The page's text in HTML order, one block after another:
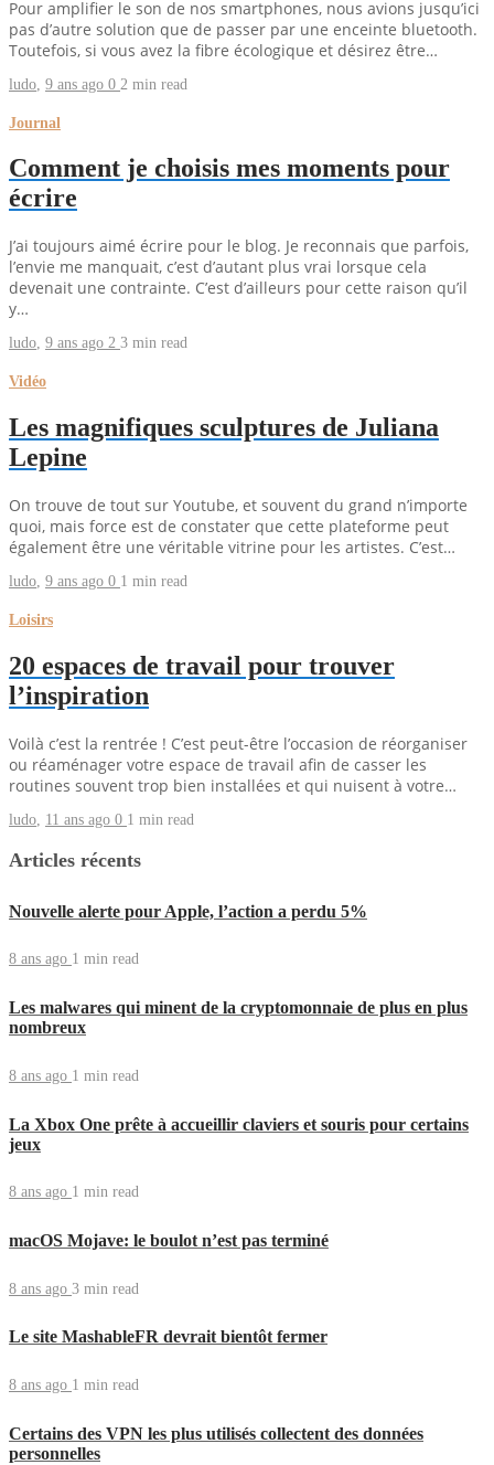
Pour amplifier le son de nos smartphones, nous avions jusqu’ici
pas d’autre solution que de passer par une enceinte bluetooth.
Toutefois, si vous avez la fibre écologique et désirez être…
ludo 9 ans ago 0 2 min read
Journal
Comment je choisis mes moments pour
écrire
J’ai toujours aimé écrire pour le blog. Je reconnais que parfois,
l’envie me manquait, c’est d’autant plus vrai lorsque cela
devenait une contrainte. C’est d’ailleurs pour cette raison qu’il
y…
ludo, 9 ans ago 2 3 min read
Vidéo
Les magnifiques sculptures de Juliana
Lepine
On trouve de tout sur Youtube, et souvent du grand n’importe
quoi, mais force est de constater que cette plateforme peut
également être une véritable vitrine pour les artistes. C’est…
ludo, 9 ans ago 0 1 min read
Loisirs
20 espaces de travail pour trouver
l’inspiration
Voilà c’est la rentrée ! C’est peut-être l’occasion de réorganiser
ou réaménager votre espace de travail afin de casser les
routines souvent trop bien installées et qui nuisent à votre…
ludo 11 ans ago 0 1 min read
Articles récents
Nouvelle alerte pour Apple, l’action a perdu 5%
8 ans ago 1 min read
Les malwares qui minent de la cryptomonnaie de plus en plus
nombreux
8 ans ago 1 min read
La Xbox One prête à accueillir claviers et souris pour certains
jeux
8 ans ago 1 min read
macOS Mojave: le boulot n’est pas terminé
8 ans ago 3 min read
Le site MashableFR devrait bientôt fermer
8 ans ago 1 min read
Certains des VPN les plus utilisés collectent des données
personnelles